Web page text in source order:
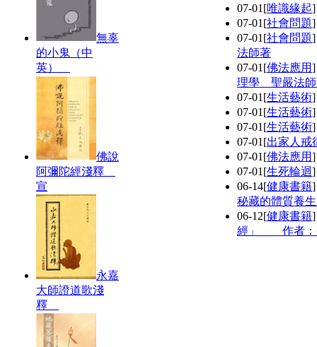
無辜
的小鬼（中
英）
佛說
阿彌陀經淺釋
宣
永嘉
大師證道歌淺
釋
07-01 [唯識緣起
07-01 [社會問題
07-01 [社會問題
法師著
07-01 [佛法應用
理學 聖嚴法
07-01 [生活藝術
07-01 [生活藝術
07-01 [生活藝術
07-01 [出家人戒
07-01 [佛法應用
07-01 [生死輪迴
06-14[健康書籍
秘藏的體質養
06-12[健康書籍
經」 作者：